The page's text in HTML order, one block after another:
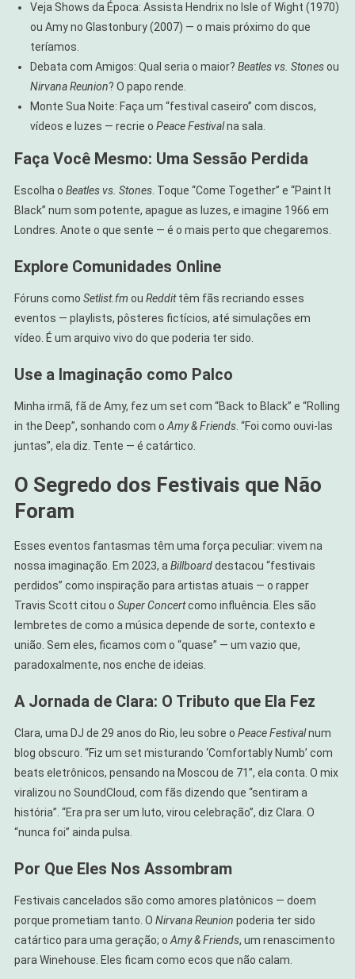
Veja Shows da Época: Assista Hendrix no Isle of Wight (1970)
ou Amy no Glastonbury (2007) — o mais próximo do que
teríamos.
Debata com Amigos: Qual seria o maior? Beatles vs. Stonesou
Nirvana Reunion? O papo rende.
Monte Sua Noite: Faça um “festival caseiro” com discos,
vídeos e luzes — recrie o Peace Festivalna sala.
Faça Você Mesmo: Uma Sessão Perdida
Escolha o Beatles vs. Stones. Toque “Come Together” e “Paint It
Black” num som potente, apague as luzes, e imagine 1966 em
Londres. Anote o que sente — é o mais perto que chegaremos.
Explore Comunidades Online
Fóruns como Setlist.fm ou Reddittêm fãs recriando esses
eventos — playlists, pôsteres fictícios, até simulações em
vídeo. É um arquivo vivo do que poderia ter sido.
Use a Imaginação como Palco
Minha irmã, fã de Amy, fez um set com “Back to Black” e “Rolling
in the Deep”, sonhando com oAmy & Friends. “Foi como ouvi-las
juntas”, ela diz. Tente — é catártico.
O Segredo dos Festivais que Não
Foram
Esses eventos fantasmas têm uma força peculiar: vivem na
nossa imaginação. Em 2023, aBillboarddestacou “festivais
perdidos” como inspiração para artistas atuais — o rapper
Travis Scott citou o Super Concertcomo influência. Eles são
lembretes de como a música depende de sorte, contexto e
união. Sem eles, ficamos com o “quase” — um vazio que,
paradoxalmente, nos enche de ideias.
A Jornada de Clara: O Tributo que Ela Fez
Clara, uma DJ de 29 anos do Rio, leu sobre o Peace Festivalnum
blog obscuro. “Fiz um set misturando ‘Comfortably Numb’ com
beats eletrônicos, pensando na Moscou de 71”, ela conta. O mix
viralizou no SoundCloud, com fãs dizendo que “sentiram a
história”. “Era pra ser um luto, virou celebração”, diz Clara. O
“nunca foi” ainda pulsa.
Por Que Eles Nos Assombram
Festivais cancelados são como amores platônicos — doem
porque prometiam tanto. O Nirvana Reunion poderia ter sido
catártico para uma geração; oAmy & Friends, um renascimento
para Winehouse. Eles ficam como ecos que não calam.